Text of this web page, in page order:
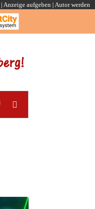
| Anzeige aufgeben | Autor werden